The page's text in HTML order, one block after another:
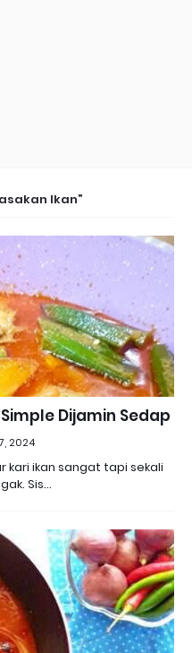
Ikan
Dijamin Sedap
2024
kari ikan sangat tapi sekali
Sis…